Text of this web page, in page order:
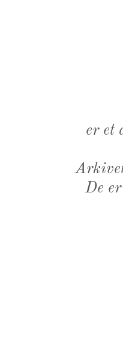
er et
De